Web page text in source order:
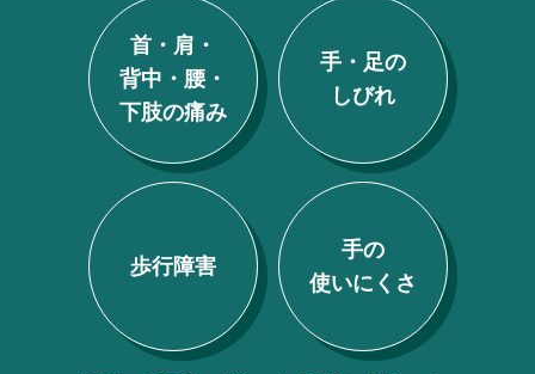
首・肩・
背中・腰・
下肢の痛み
手・足の
しびれ
歩行障害
手の
使いにくさ